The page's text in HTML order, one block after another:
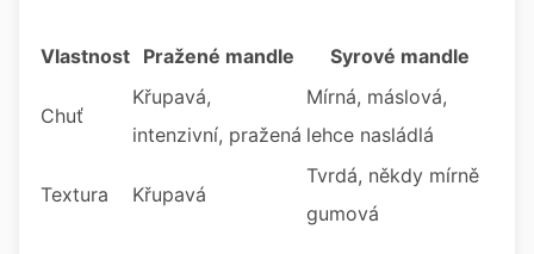
Vlastnost Pražené mandle Syrové mandle
Chuť
Křupavá,
intenzivní, pražená
Mírná, máslová,
lehce nasládlá
Textura Křupavá
Tvrdá, někdy mírně
gumová